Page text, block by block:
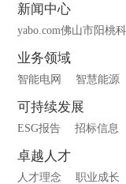
新闻中心
yabo.com佛山市阳桃
业务领域
智能电网 智慧能源
可持续发展
ESG报告 招标信息
卓越人才
人才理念 职业成长